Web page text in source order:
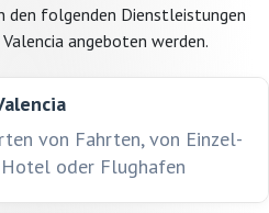
den folgenden Dienstleistungen
angeboten werden.
von Fahrten, von Einzel-
oder Flughafen